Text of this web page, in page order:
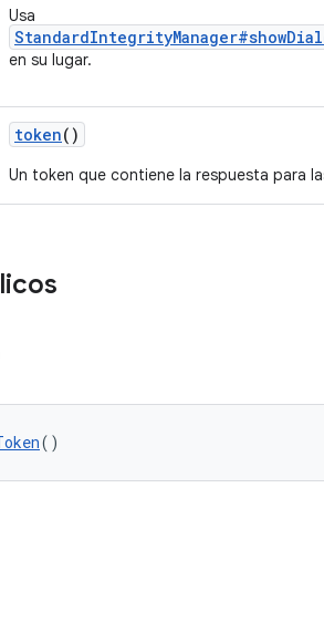
Usa
en su lugar.
token()
Un token que contiene la respuesta para
()